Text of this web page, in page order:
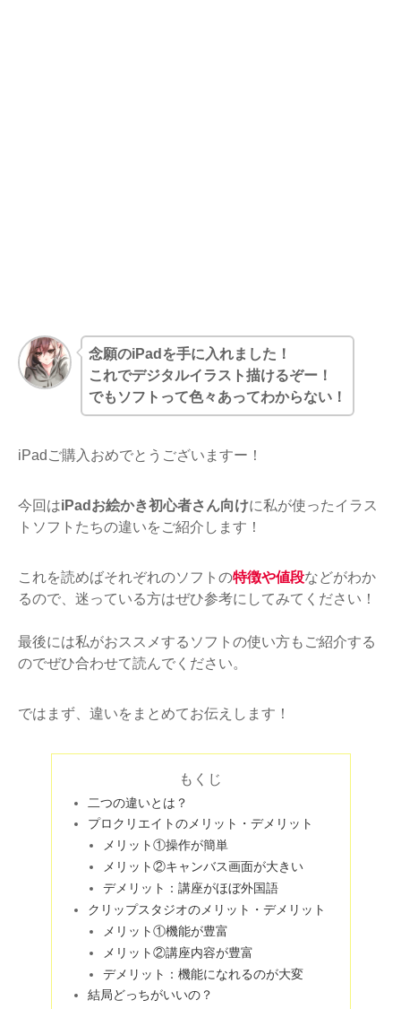
念願のiPadを手に入れました！
これでデジタルイラスト描けるぞー！
でもソフトって色々あってわからない！
iPadご購入おめでとうございますー！
今回はiPadお絵かき初心者さん向けに私が使ったイラス
トソフトたちの違いをご紹介します！
これを読めばそれぞれのソフトの特徴や値段などがわか
るので、迷っている方はぜひ参考にしてみてください！
最後には私がおススメするソフトの使い方もご紹介する
のでぜひ合わせて読んでください。
ではまず、違いをまとめてお伝えします！
もくじ
二つの違いとは？
プロクリエイトのメリット・デメリット
メリット①操作が簡単
メリット②キャンバス画面が大きい
デメリット：講座がほぼ外国語
クリップスタジオのメリット・デメリット
メリット①機能が豊富
メリット②講座内容が豊富
デメリット：機能になれるのが大変
結局どっちがいいの？